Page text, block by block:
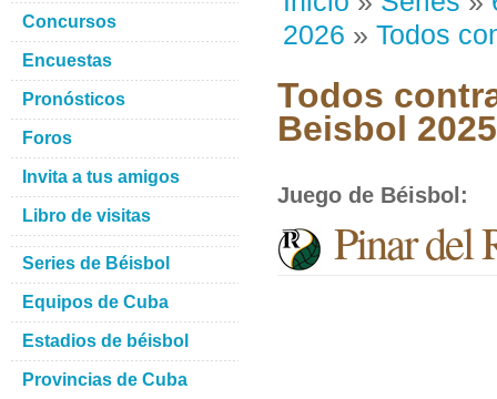
2026 » Todos
Todos
Beisbol
Juego de Béisbol :
Pinar del
Concursos
Encuestas
Pronósticos
Foros
Invita a tus amigos
Libro de visitas
Series de Béisbol
Equipos de Cuba
Estadios de béisbol
Provincias de Cuba